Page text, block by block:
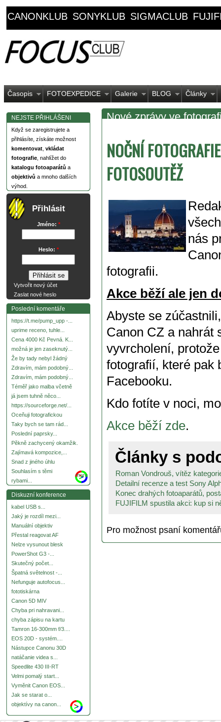
CANONKLUB SONYKLUB SIGMACLUB
Časopis FOTOEXPEDICE Galerie BLOG Články
NEJSTE PŘIHLÁŠENI
Když se zaregistrujete a
přihlásíte, získáte možnost
komentovat vkládat
fotografie , nahlížet do
katalogu fotoaparátů a
objektivů a mnoho dalších
výhod.
Přihlásit
Jméno: *
Heslo: *
Vytvořit nový účet
Zaslat nové heslo
Poslední komentáře
https://t.me/pump_upp -...
uprime receno, tuhle...
Cena 4000 Kč Pevná. K...
možná je jen zaseknutý...
Že by tady nebyl žádný
Zdravím, mám podobný...
Zdravím, mám podobný...
Téměř jako malba včetně
já jsem tuhně něco...
https://sourceforge.net/...
Oceňuji fotografickou
Taky bych se tam rád...
Poslední paprsky...
Pěkně zachycený okamžik.
Zajímavá kompozice,...
Snad z jiného úhlu
Souhlasím s těmi
rybami...
more
Diskuzní konference
kabel USB s...
Jaký je rozdíl mezi...
Manuální objektiv
Přestal reagovat AF
Nelze vysunout blesk
PowerShot G3 -...
Skutečný počet...
Špatná světelnost -...
Nefunguje autofocus...
fototiskárna
Canon 5D MIV
Chyba pri nahravani...
chyba zápisu na kartu
Tamron 16-300mm f/3....
EOS 20D - systém....
Nástupce Canonu 30D
natáčanie videa s...
Speedlite 430 III-RT
Velmi pomalý start...
Vyměnit Canon EOS...
Jak se starat o...
objektívy na canon...
Nové zprávy ve
NOČNÍ
FOTOSOUTĚŽ
nás
fotografii.
Akce běží ale jen
Abyste se
Canon CZ a nahrát
vyvrcholení,
fotografií, které pak
Facebooku.
Kdo fotíte v noci,
Akce běží zde.
Články s
Roman Vondrouš, vítěz
Detailní recenze a test Sony
Konec drahých fotoaparátů,
FUJIFILM spustila akci: kup si
Pro možnost psaní